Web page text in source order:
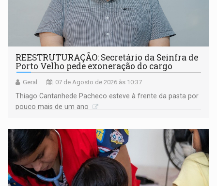
REESTRUTURAÇÃO: Secretário da Seinfra de
Porto Velho pede exoneração do cargo
Geral 07 de Agosto de 2026 às 10:37
Thiago Cantanhede Pacheco esteve à frente da pasta por
pouco mais de um ano